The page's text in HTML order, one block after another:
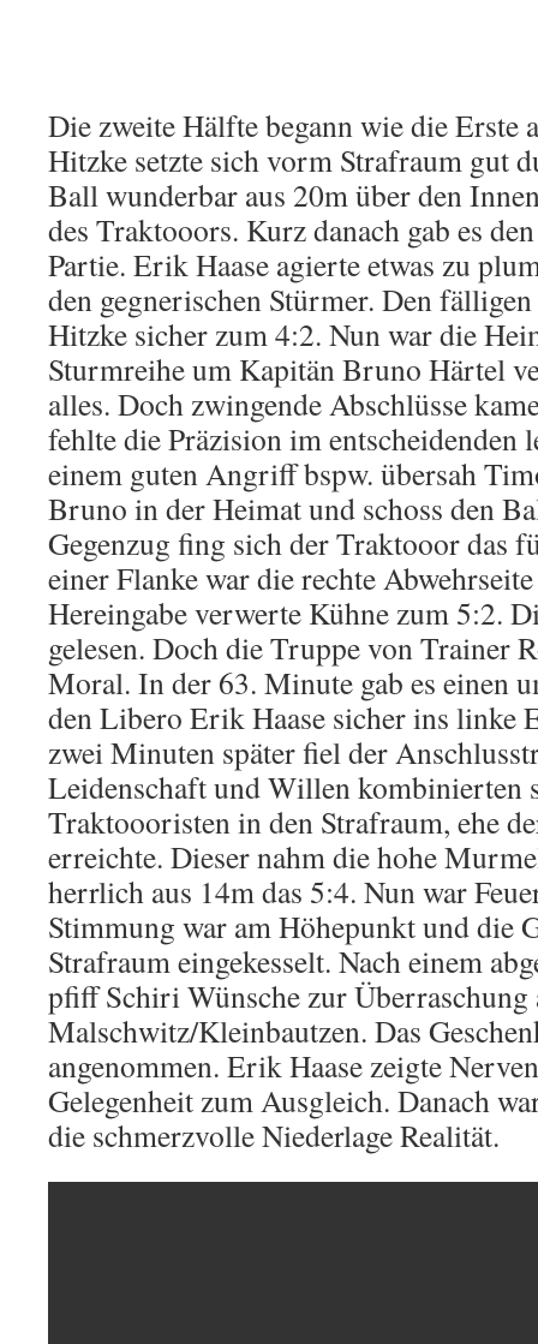
Die zweite Hälfte begann wie die Erste
Hitzke setzte sich vorm Strafraum gut
Ball wunderbar aus 20m über den
des Traktooors. Kurz danach gab es
Partie. Erik Haase agierte etwas zu
den gegnerischen Stürmer. Den
Hitzke sicher zum 4:2. Nun war die
Sturmreihe um Kapitän Bruno Härtel
alles. Doch zwingende Abschlüsse
fehlte die Präzision im entscheidenden
einem guten Angriff bspw. übersah
Bruno in der Heimat und schoss den
Gegenzug fing sich der Traktooor das
einer Flanke war die rechte
Hereingabe verwerte Kühne zum 5:2.
gelesen. Doch die Truppe von Trainer
Moral. In der 63. Minute gab es einen
den Libero Erik Haase sicher ins linke
zwei Minuten später fiel der
Leidenschaft und Willen kombinierten
Traktoooristen in den Strafraum, ehe
erreichte. Dieser nahm die hohe
herrlich aus 14m das 5:4. Nun war
Stimmung war am Höhepunkt und die
Strafraum eingekesselt. Nach einem
pfiff Schiri Wünsche zur
Malschwitz/Kleinbautzen. Das
angenommen. Erik Haase zeigte
Gelegenheit zum Ausgleich. Danach
die schmerzvolle Niederlage Realität.